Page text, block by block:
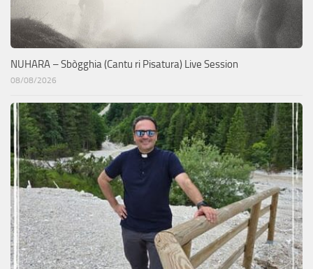
NUHARA – Sbògghia (Cantu ri Pisatura) Live Session
08/08/2026